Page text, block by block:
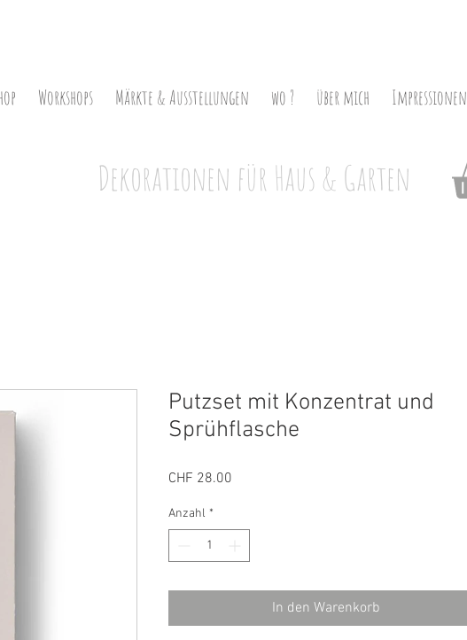
Workshops Märkte & Ausstellungen wo ? über mich Impressionen
Dekorationen für Haus & Garten
Putzset mit Konzentrat und
Sprühflasche
CHF 28.00
Anzahl *
In den Warenkorb